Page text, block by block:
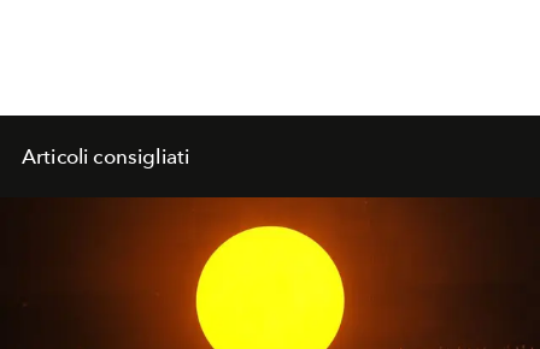
Articoli consigliati